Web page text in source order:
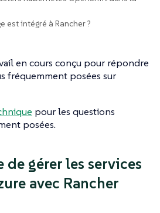
est intégré à Rancher ?
en cours conçu pour répondre
fréquemment posées sur
pour les questions
posées.
gérer les services
avec Rancher